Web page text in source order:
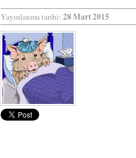
Yayınlanma tarihi: 28 Mart 2015